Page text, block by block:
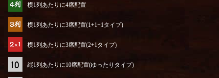
横1列あたりに4席配置
横1列あたりに3席配置(1+1+1タイプ)
横1列あたりに3席配置(2+1タイプ)
縦1列あたりに10席配置(ゆったりタイプ)